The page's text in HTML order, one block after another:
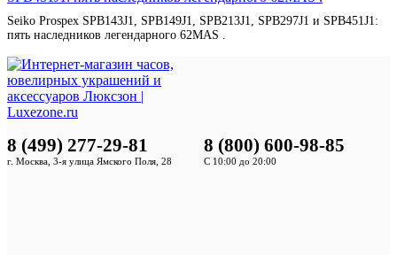
Seiko Prospex SPB143J1, SPB149J1, SPB213J1, SPB297J1 и SPB451J1:
пять наследников легендарного 62MAS .
8 (499) 277-29-81
г. Москва, 3-я улица Ямского Поля, 28
8 (800) 600-98-85
С 10:00 до 20:00